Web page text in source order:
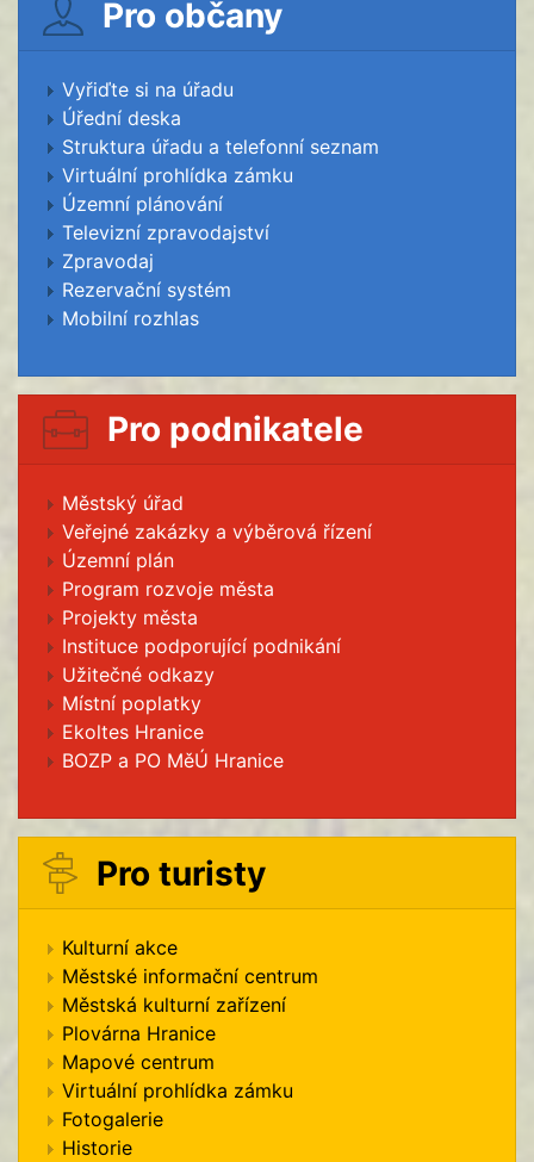
Pro občany
Vyřiďte si na úřadu
Úřední deska
Struktura úřadu a telefonní seznam
Virtuální prohlídka zámku
Územní plánování
Televizní zpravodajství
Zpravodaj
Rezervační systém
Mobilní rozhlas
Pro podnikatele
Městský úřad
Veřejné zakázky a výběrová řízení
Územní plán
Program rozvoje města
Projekty města
Instituce podporující podnikání
Užitečné odkazy
Místní poplatky
Ekoltes Hranice
BOZP a PO MěÚ Hranice
Pro turisty
Kulturní akce
Městské informační centrum
Městská kulturní zařízení
Plovárna Hranice
Mapové centrum
Virtuální prohlídka zámku
Fotogalerie
Historie